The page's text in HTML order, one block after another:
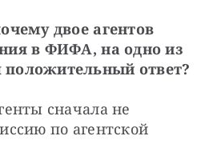
двое агентов
в ФИФА, на одно из
ответ?
сначала не
по агентской